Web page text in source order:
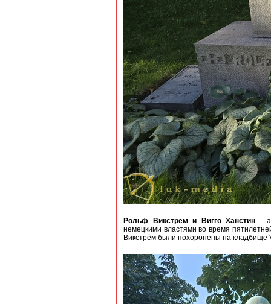
Рольф Викстрём и Вигго Ханстин -
немецкими властями во время
Викстрём были похоронены на кладбище